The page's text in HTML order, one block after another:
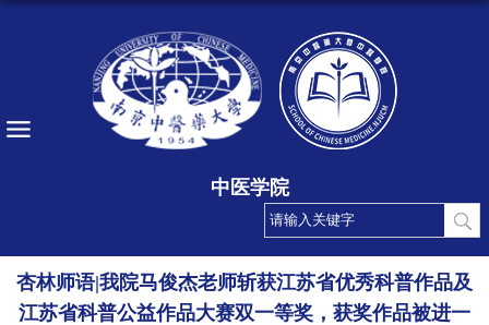
中医学院
杏林师语|我院马俊杰老师斩获江苏省优秀科普作品及
江苏省科普公益作品大赛双一等奖，获奖作品被进一